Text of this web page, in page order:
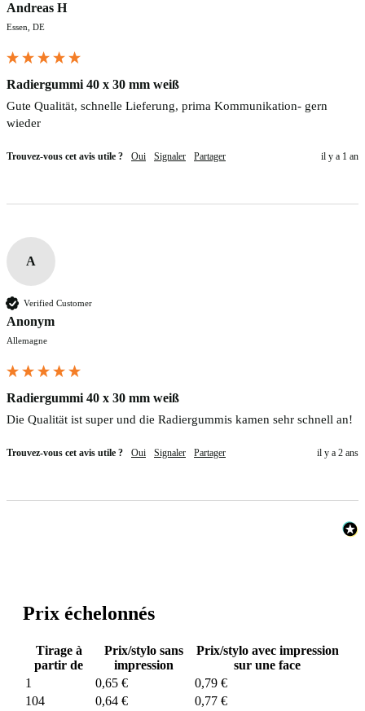
Andreas H
Essen, DE
Radiergummi 40 x 30 mm weiß
Gute Qualität, schnelle Lieferung, prima Kommunikation- gern
wieder
Trouvez-vous cet avis utile ? Oui Signaler Partager il y a 1 an
A
Verified Customer
Anonym
Allemagne
Radiergummi 40 x 30 mm weiß
Die Qualität ist super und die Radiergummis kamen sehr schnell an!
Trouvez-vous cet avis utile ? Oui Signaler Partager il y a 2 ans
Prix échelonnés
Tirage à
partir de
Prix/stylo sans
impression
Prix/stylo avec impression
sur une face
1
0,65 €
0,79 €
104
0,64 €
0,77 €